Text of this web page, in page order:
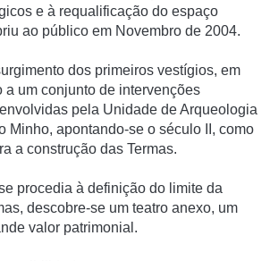
e à requalificação do espaço
ao público em Novembro de 2004.
dos primeiros vestígios, em
a um conjunto de intervenções
pela Unidade de Arqueologia
Minho, apontando-se o século II, como
a construção das Termas.
procedia à definição do limite da
descobre-se um teatro anexo, um
valor patrimonial.